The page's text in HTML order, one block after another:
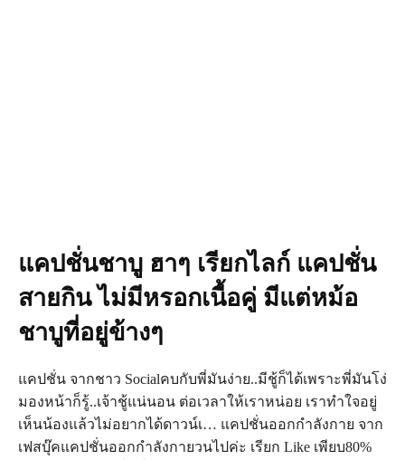
แคปชั่นชาบู ฮาๆ เรียกไลก์ แคปชั่น
สายกิน ไม่มีหรอกเนื้อคู่ มีแต่หม้อ
ชาบูที่อยู่ข้างๆ
แคปชั่น จากชาว Socialคบกับพี่มันง่าย..มีชู้ก็ได้เพราะพี่มันโง่
มองหน้าก็รู้..เจ้าชู้แน่นอน ต่อเวลาให้เราหน่อย เราทำใจอยู่
เห็นน้องแล้วไม่อยากได้ดาวน์เ… แคปชั่นออกกำลังกาย จาก
เฟสบุ๊คแคปชั่นออกกำลังกายวนไปค่ะ เรียก Like เพียบ80%